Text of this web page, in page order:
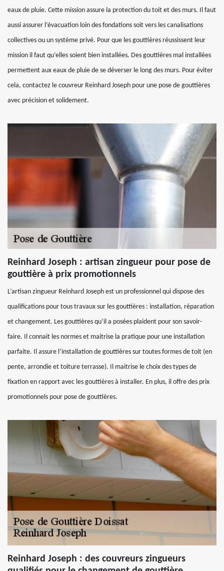
eaux de pluie. Cette mission assure la protection du toit et des murs. Il faut
aussi assurer l’évacuation loin des fondations soit vers les canalisations
collectives ou un système privé. Pour que les gouttières réussissent leur
mission il faut qu’elles soient bien installées. Des gouttières mal installées
permettent aux eaux de pluie de se déverser le long des murs. Pour éviter
cela, contactez le couvreur Reinhard Joseph pour une pose de gouttières
avec précision et solidement.
Reinhard Joseph : artisan zingueur pour pose de
gouttière à prix promotionnels
L’artisan zingueur Reinhard Joseph est un professionnel qui dispose des
qualifications pour tous travaux sur les gouttières : installation, réparation
et changement. Les gouttières qu’il a posées plaident pour son savoir-
faire. Il connait les normes et maitrise la pratique pour une installation
parfaite. Il assure l’installation de gouttières sur toutes formes de toit (en
pente, arrondie et toiture terrasse). Il maitrise le choix des types de
fixation en rapport avec les gouttières à installer. En plus, il offre des prix
promotionnels pour pose de gouttières.
Reinhard Joseph : des couvreurs zingueurs